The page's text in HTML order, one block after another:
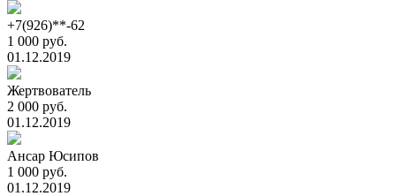
+7(926)**-62
1 000 руб.
01.12.2019
Жертвователь
2 000 руб.
01.12.2019
Ансар Юсипов
1 000 руб.
01.12.2019